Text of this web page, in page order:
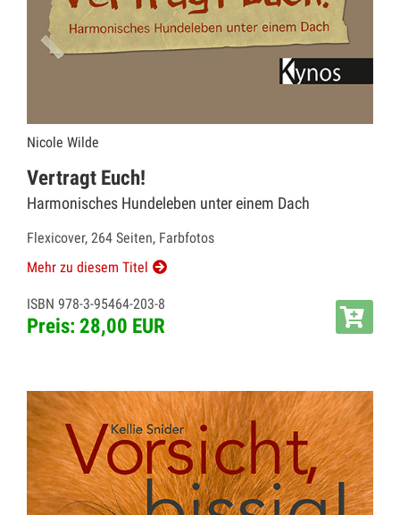
Nicole Wilde
Vertragt Euch!
Harmonisches Hundeleben unter einem Dach
Flexicover, 264 Seiten, Farbfotos
Mehr zu diesem Titel
ISBN 978-3-95464-203-8
Preis: 28,00 EUR